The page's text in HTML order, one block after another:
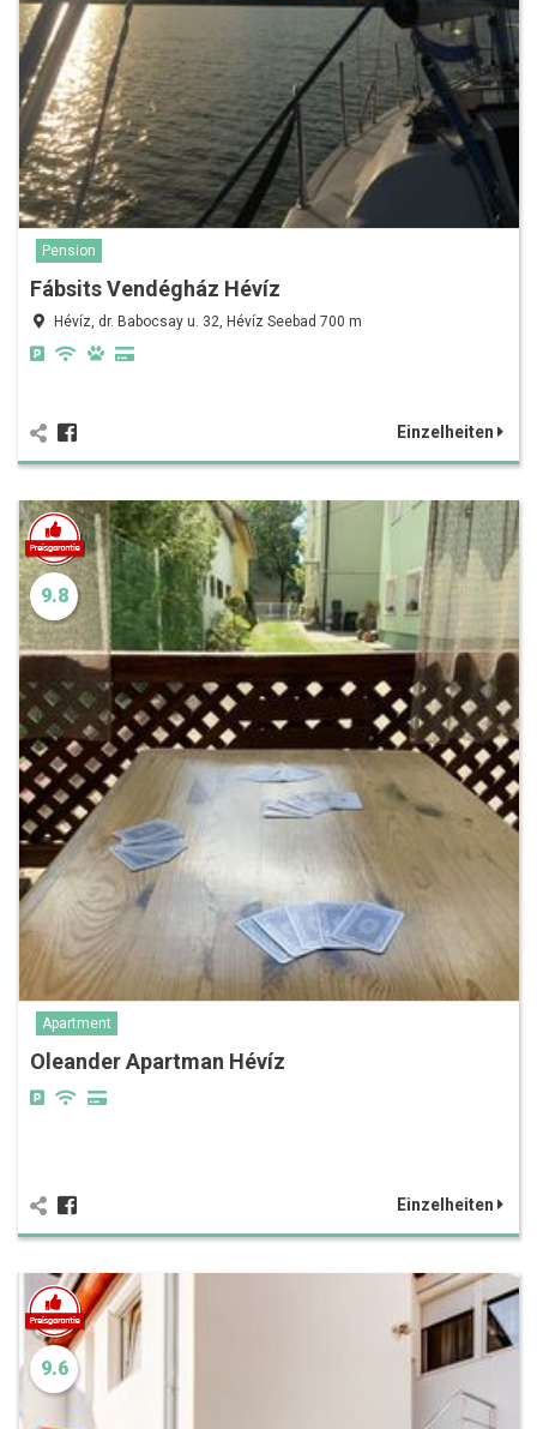
Pension
Fábsits Vendégház Hévíz
Hévíz, dr. Babocsay u. 32, Hévíz Seebad 700 m
Einzelheiten
9.8
Apartment
Oleander Apartman Hévíz
Einzelheiten
9.6